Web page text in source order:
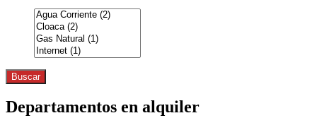
Buscar
Departamentos en alquiler